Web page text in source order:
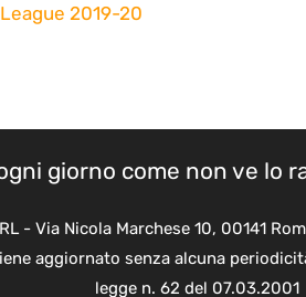
2019-20
giorno come non ve lo
- Via Nicola Marchese 10, 00141
aggiornato senza alcuna
legge n. 62 del 07.03.2001